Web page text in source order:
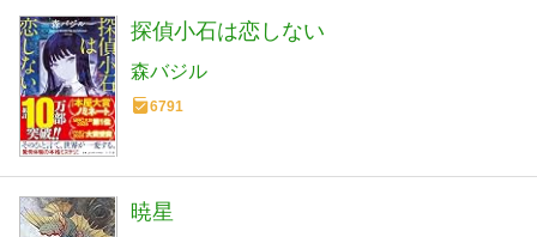
探偵小石は恋しない
森バジル
6791
暁星